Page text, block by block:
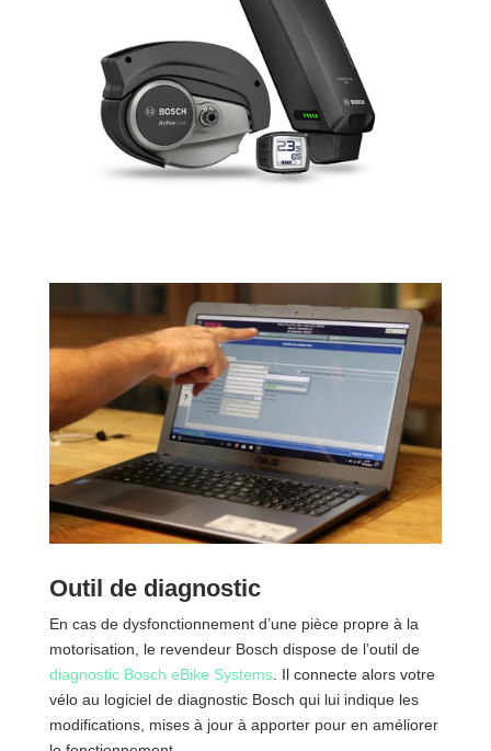
Outil de diagnostic
En cas de dysfonctionnement d’une pièce propre à la
motorisation, le revendeur Bosch dispose de l’outil de
diagnostic Bosch eBike Systems. Il connecte alors votre
vélo au logiciel de diagnostic Bosch qui lui indique les
modifications, mises à jour à apporter pour en améliorer